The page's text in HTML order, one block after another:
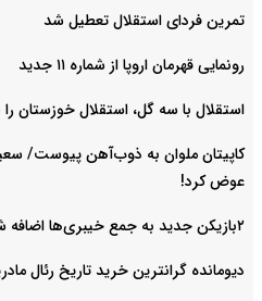
تمرین فردای استقلال تعطیل شد
رونمایی قهرمان اروپا از شماره ۱۱ جدید
استقلال با سه گل، استقلال خوزستان را
کاپیتان ملوان به ذوب‌آهن پیوست/
عوض کرد!
۲بازیکن جدید به جمع خیبری‌ها اضافه شدند
دیومانده گرانترین خرید تاریخ رئال